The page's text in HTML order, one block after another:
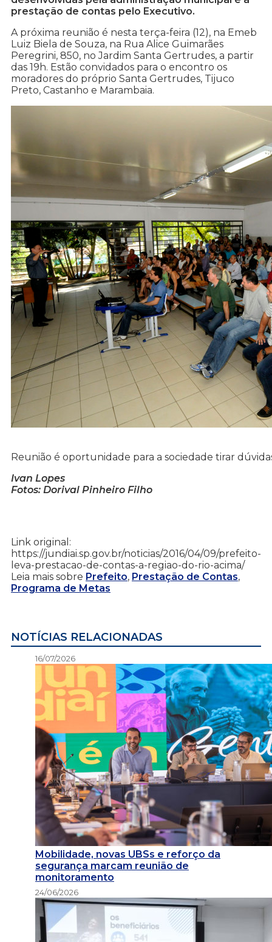
prestação de contas pelo Executivo.
A próxima reunião é nesta terça-feira (12), na Emeb
Luiz Biela de Souza, na Rua Alice Guimarães
Peregrini, 850, no Jardim Santa Gertrudes, a partir
das 19h. Estão convidados para o encontro os
moradores do próprio Santa Gertrudes, Tijuco
Preto, Castanho e Marambaia.
Reunião é oportunidade para a sociedade tirar
Ivan Lopes
Fotos: Dorival Pinheiro Filho
Link original:
https://jundiai.sp.gov.br/noticias/2016/04/09/prefeito-
leva-prestacao-de-contas-a-regiao-do-rio-acima/
Leia mais sobre Prefeito, Prestação de Contas,
Programa de Metas
NOTÍCIAS RELACIONADAS
16/07/2026
Mobilidade, novas UBSs e reforço da
segurança marcam reunião de
monitoramento
24/06/2026